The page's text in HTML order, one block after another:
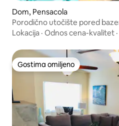
Dom, Pensacola
Porodično utočište pored
kadom i igraonicom
Lokacija · Odnos cena-kvalitet ·
Gostima omiljeno
Gostima omiljeno